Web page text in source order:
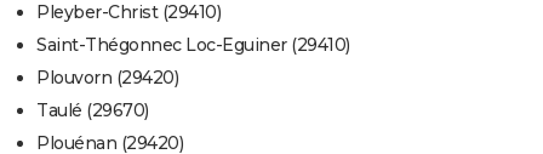
Pleyber-Christ (29410)
Saint-Thégonnec Loc-Eguiner (29410)
Plouvorn (29420)
Taulé (29670)
Plouénan (29420)